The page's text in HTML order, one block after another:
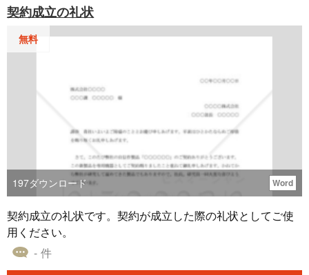
基づいて、必要な部分を追記・修正することで、迅速に正
確な見積もりの送付が実現します。
契約成立の礼状
無料
197ダウンロード Word
契約成立の礼状です。契約が成立した際の礼状としてご使
用ください。
- 件